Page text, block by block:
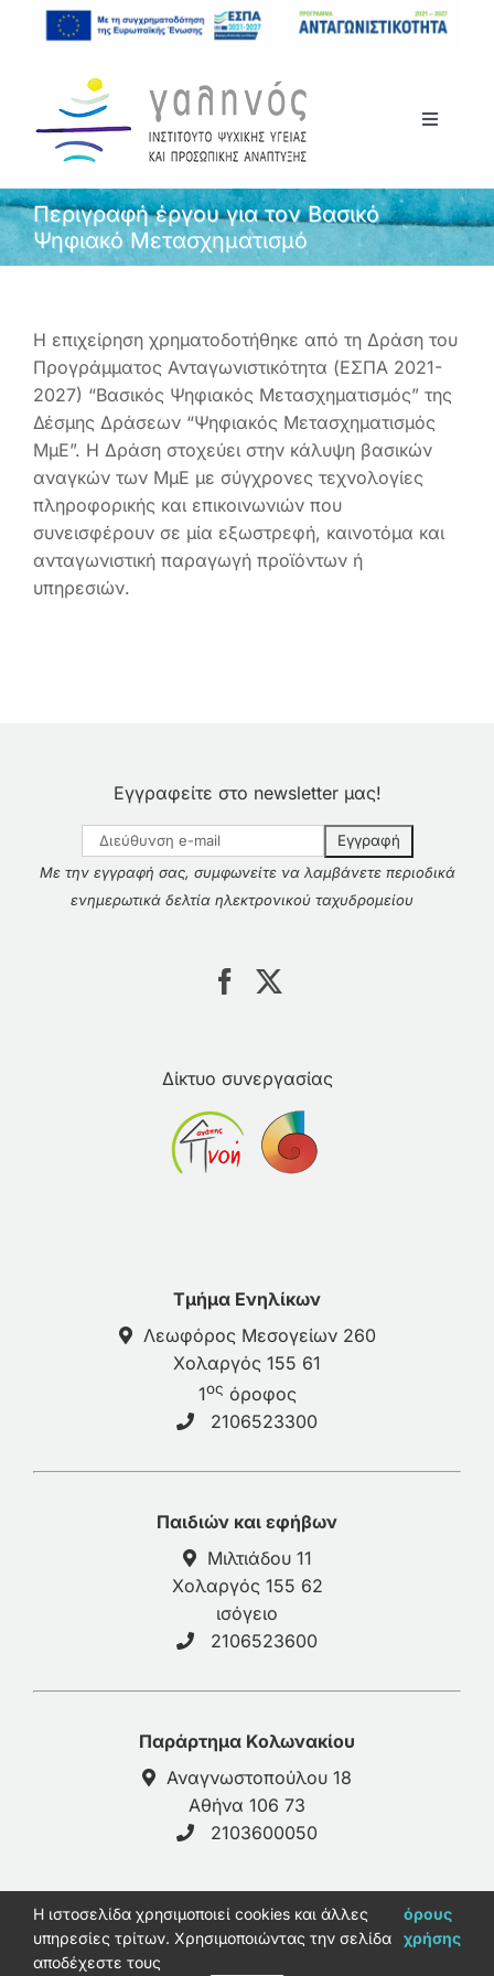
Μετάβαση
Toggle
Το Ινστιτούτο
Ανακοινώσεις
Επικοινωνία
Ελληνικά
Περιγραφή έργου για τον Βασικό
Ψηφιακό Μετασχηματισμό
Η επιχείρηση χρηματοδοτήθηκε από τη Δράση του
Προγράμματος Ανταγωνιστικότητα (ΕΣΠΑ 2021-
2027) “Βασικός Ψηφιακός Μετασχηματισμός” της
Δέσμης Δράσεων “Ψηφιακός Μετασχηματισμός
ΜμΕ”. Η Δράση στοχεύει στην κάλυψη βασικών
αναγκών των ΜμΕ με σύγχρονες τεχνολογίες
πληροφορικής και επικοινωνιών που
συνεισφέρουν σε μία εξωστρεφή, καινοτόμα και
ανταγωνιστική παραγωγή προϊόντων ή
υπηρεσιών.
Εγγραφείτε στο newsletter μας!
Με την εγγραφή σας, συμφωνείτε να λαμβάνετε περιοδικά
ενημερωτικά δελτία ηλεκτρονικού ταχυδρομείου
Δίκτυο συνεργασίας
Τμήμα Ενηλίκων
Λεωφόρος Μεσογείων 260
Χολαργός 155 61
1ος όροφος
2106523300
Παιδιών και εφήβων
Μιλτιάδου 11
Χολαργός 155 62
ισόγειο
2106523600
Παράρτημα Κολωνακίου
Αναγνωστοπούλου 18
Αθήνα 106 73
2103600050
© 2026 - galinos-psy.gr |Πολιτική Απορρήτου
Ανάπτυξη Παύλος Καφρίτσας
H ιστοσελίδα χρησιμοποιεί cookies και άλλες
υπηρεσίες τρίτων. Χρησιμοποιώντας την σελίδα
αποδέχεστε τους
όρους
χρήσης